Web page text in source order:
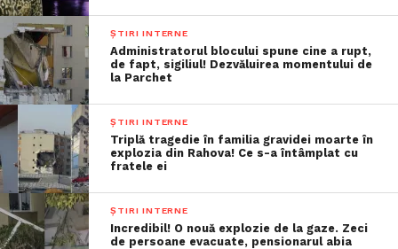
ȘTIRI INTERNE
Administratorul blocului spune cine a rupt,
de fapt, sigiliul! Dezvăluirea momentului de
la Parchet
ȘTIRI INTERNE
Triplă tragedie în familia gravidei moarte în
explozia din Rahova! Ce s-a întâmplat cu
fratele ei
ȘTIRI INTERNE
Incredibil! O nouă explozie de la gaze. Zeci
de persoane evacuate, pensionarul abia